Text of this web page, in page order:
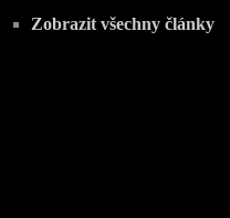
Zobrazit všechny články